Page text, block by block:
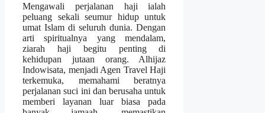
Mengawali perjalanan haji ialah
peluang sekali seumur hidup untuk
umat Islam di seluruh dunia. Dengan
arti spiritualnya yang mendalam,
ziarah haji begitu penting di
kehidupan jutaan orang. Alhijaz
Indowisata, menjadi Agen Travel Haji
terkemuka, memahami beratnya
perjalanan suci ini dan berusaha untuk
memberi layanan luar biasa pada